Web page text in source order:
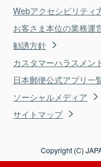
Webアクセシビリティ
お客さま本位の業務運
勧誘方針
カスタマーハラスメン
日本郵便公式アプリ一
ソーシャルメディア
サイトマップ
Copyright (C)